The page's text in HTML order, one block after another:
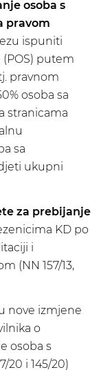
osoba s
pravom
ispuniti
putem
pravnom
osoba sa
stranicama
sa
ukupni
za prebijanje
KD po
i
(NN 157/13,
nove izmjene
o
osoba s
20 i 145/20)